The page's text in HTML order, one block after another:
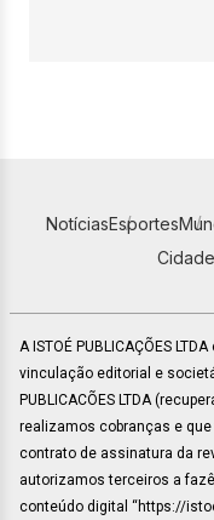
NotíciasEsportes
A ISTOÉ PUBLICAÇÕES
vinculação editorial e
PUBLICACÕES LTDA
realizamos cobranças e
contrato de assinatura da
autorizamos terceiros a
conteúdo digital “https://